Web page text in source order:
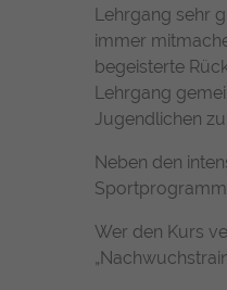
Lehrgang sehr
immer
begeisterte
Lehrgang
Jugendlichen
Neben den
Wer den Kurs